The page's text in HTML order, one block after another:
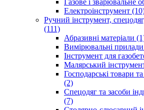
Електроінструмент
Ручний інструмент,
(111)
Абразивні матеріали
Вимірювальні
Інструмент для
Малярський
Господарські товари
(2)
Спецодяг та засоби
(7)